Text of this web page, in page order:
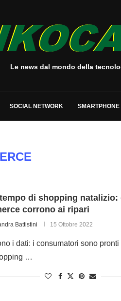
Le news dal mondo della
SOCIAL NETWORK SMARTPHONE
di shopping natalizio:
corrono ai ripari
Battistini 15 Ottobre 2022
i dati: i consumatori sono
…